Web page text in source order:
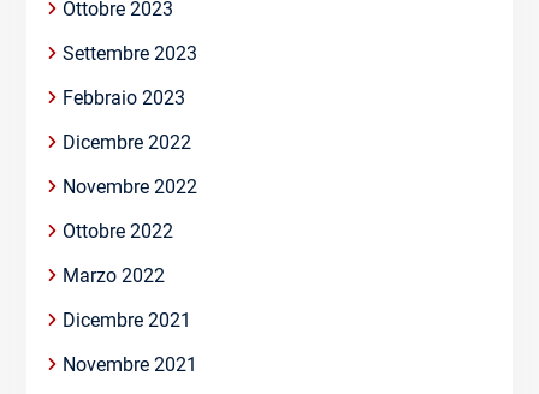
Ottobre 2023
Settembre 2023
Febbraio 2023
Dicembre 2022
Novembre 2022
Ottobre 2022
Marzo 2022
Dicembre 2021
Novembre 2021